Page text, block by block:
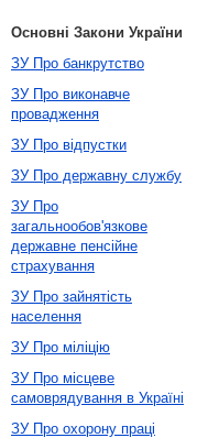
Основні Закони України
ЗУ Про банкрутство
ЗУ Про виконавче
провадження
ЗУ Про відпустки
ЗУ Про державну службу
ЗУ Про
загальнообов'язкове
державне пенсійне
страхування
ЗУ Про зайнятість
населення
ЗУ Про міліцію
ЗУ Про місцеве
самоврядування в Україні
ЗУ Про охорону праці